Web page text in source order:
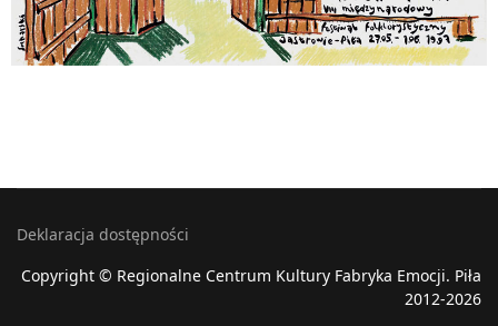
Deklaracja dostępności
Copyright © Regionalne Centrum Kultury Fabryka Emocji. Piła
2012-2026